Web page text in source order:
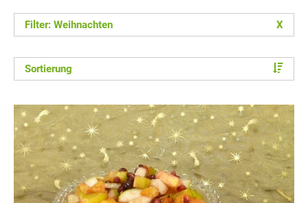
Filter: Weihnachten X
Sortierung